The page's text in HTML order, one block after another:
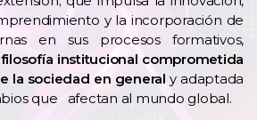
y la incorporación de
en sus procesos formativos,
institucional comprometida
la sociedad en general y adaptada
que afectan al mundo global.